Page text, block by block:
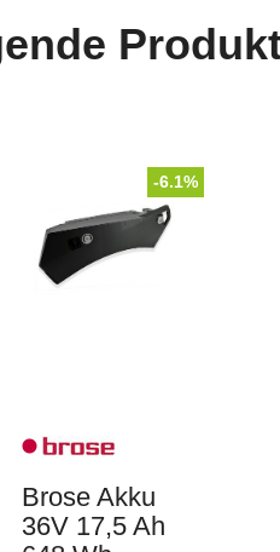
-6.1%
Brose Akku
36V 17,5 Ah